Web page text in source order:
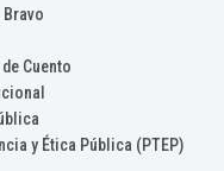
Cuento
y Ética Pública (PTEP)